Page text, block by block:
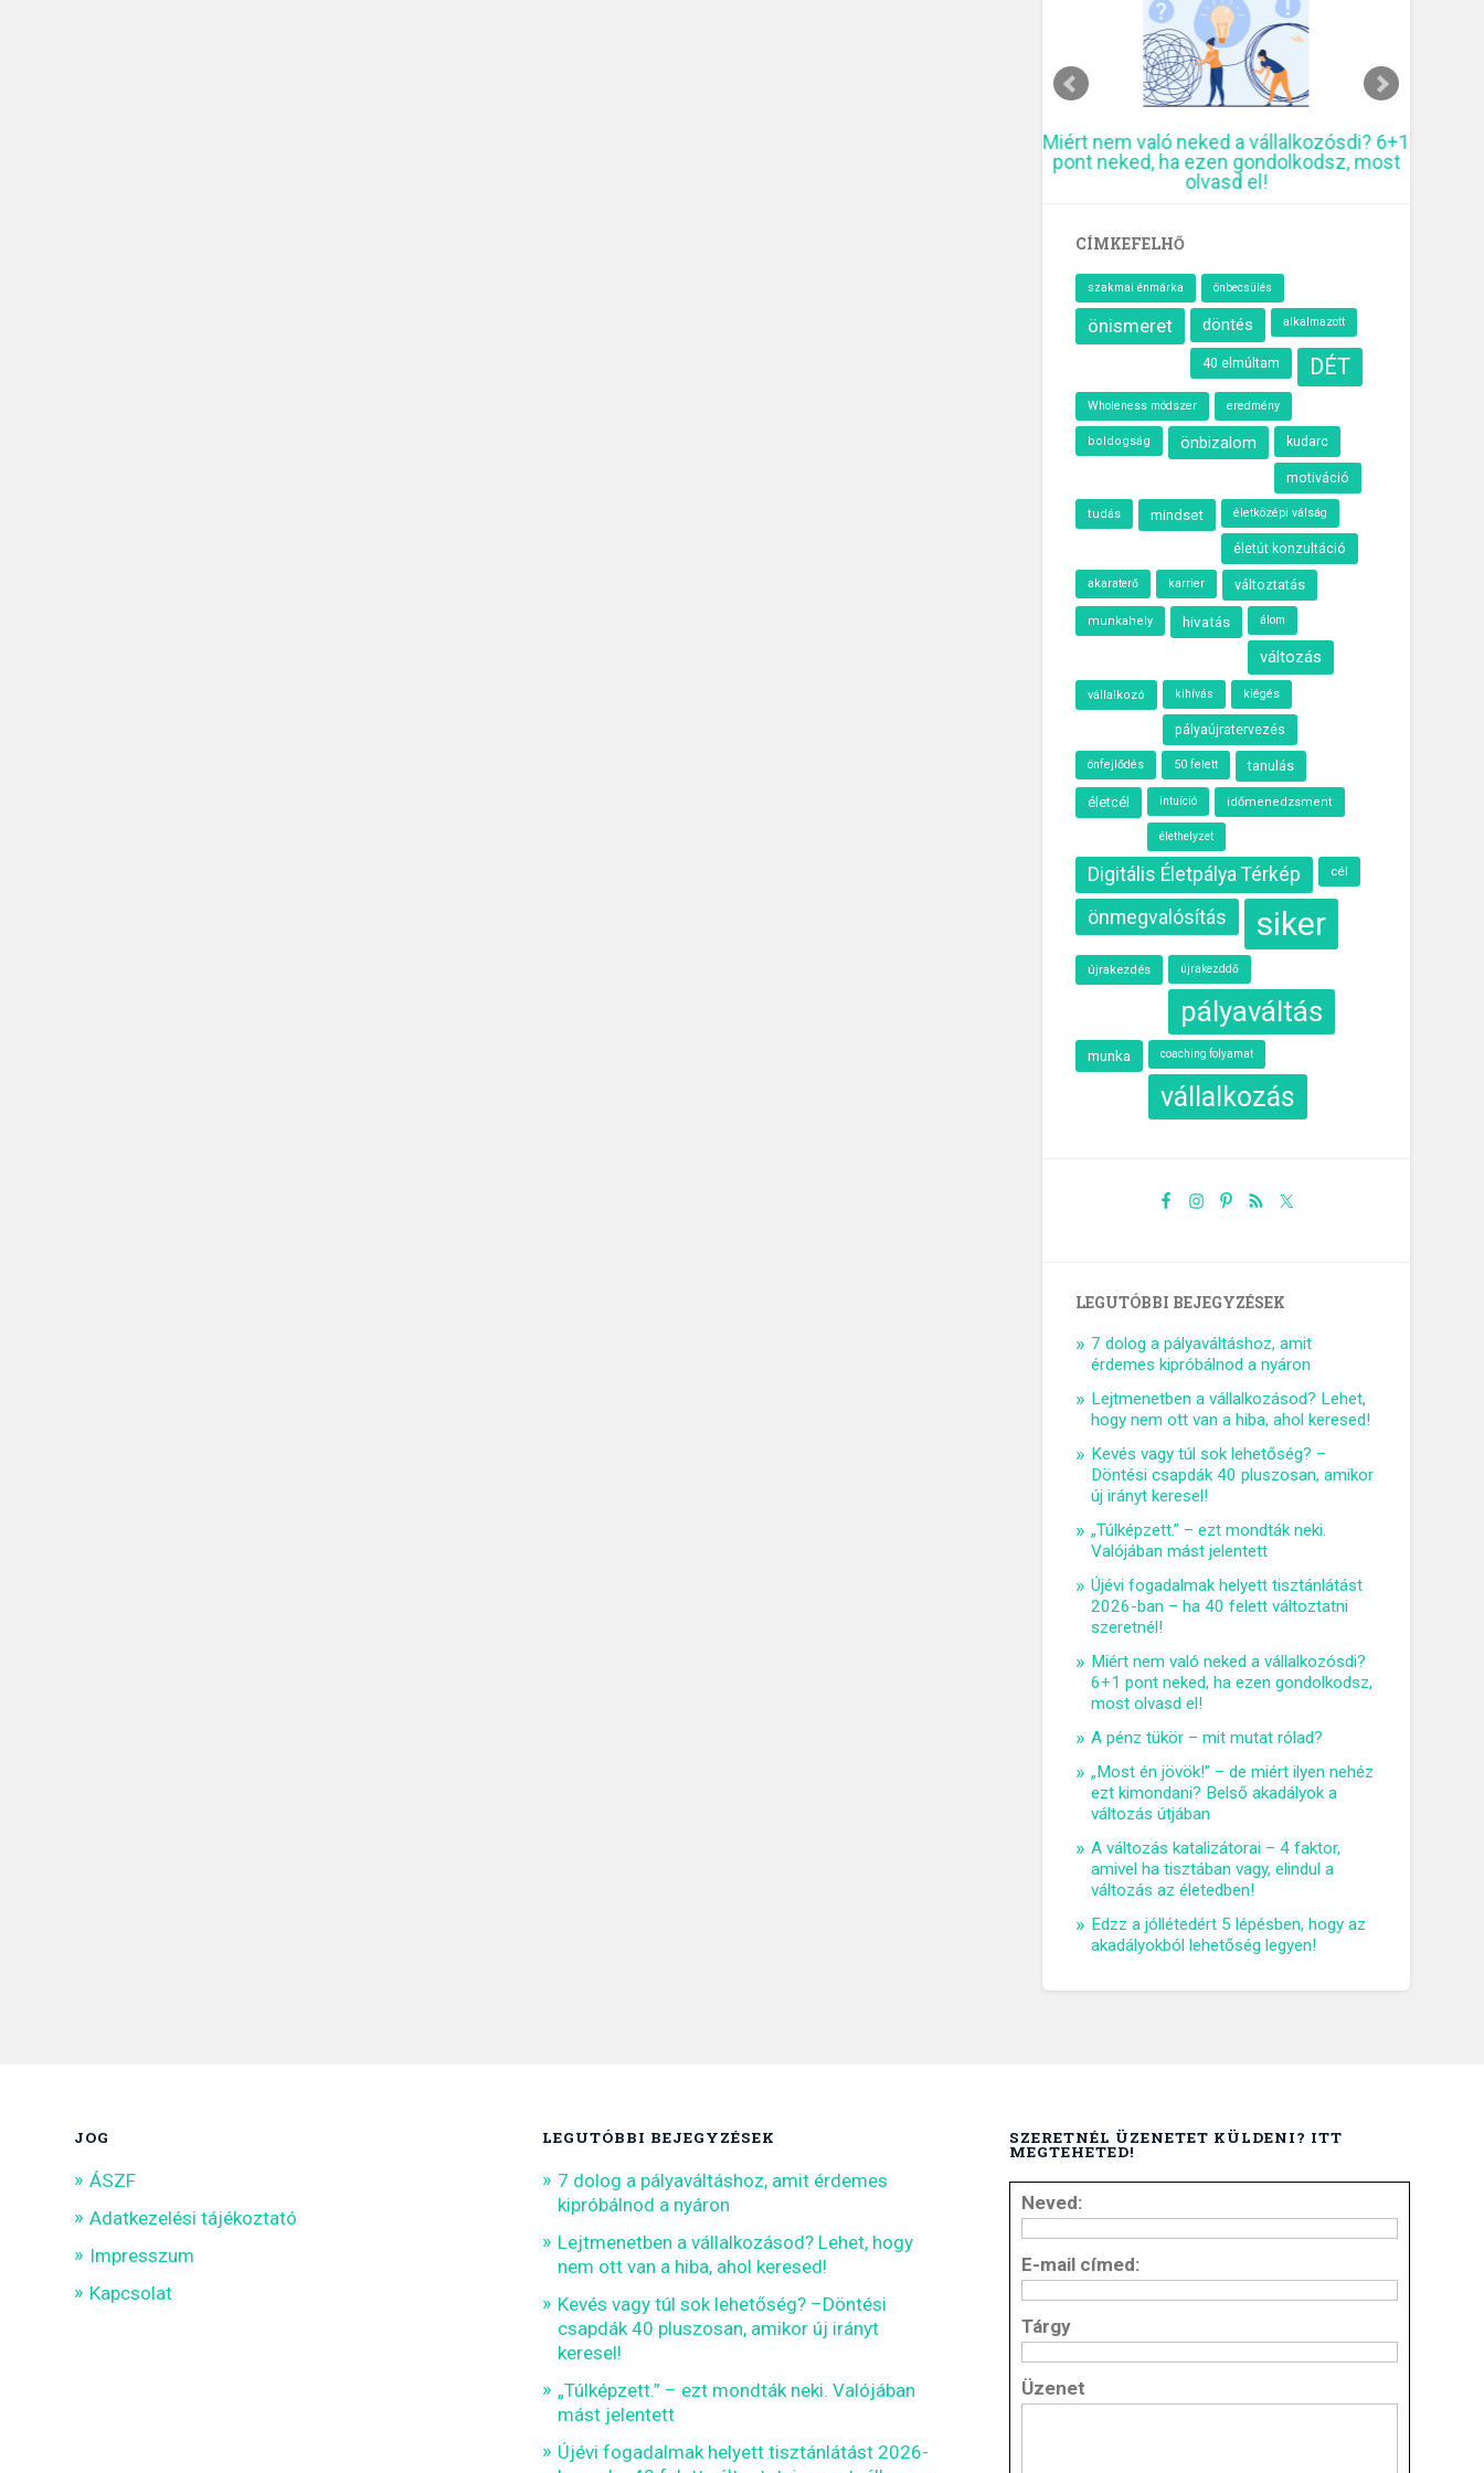
Miért nem való neked a vállalkozósdi? 6+1
pont neked, ha ezen gondolkodsz, most
olvasd el!
CÍMKEFELHŐ
szakmai énmárka önbecsülés
önismeret döntés alkalmazott
40 elmúltam DÉT
Wholeness módszer eredmény
boldogság önbizalom kudarc
motiváció
tudás mindset életközépi válság
életút konzultáció
akaraterő karrier változtatás
munkahely hivatás álom
változás
vállalkozó kihívás kiégés
pályaújratervezés
önfejlődés 50 felett tanulás
életcél intuíció időmenedzsment
élethelyzet
Digitális Életpálya Térkép cél
önmegvalósítás siker
újrakezdés újrakezddő
pályaváltás
munka coaching folyamat
vállalkozás
LEGUTÓBBI BEJEGYZÉSEK
7 dolog a pályaváltáshoz, amit
érdemes kipróbálnod a nyáron
Lejtmenetben a vállalkozásod? Lehet,
hogy nem ott van a hiba, ahol keresed!
Kevés vagy túl sok lehetőség? –
Döntési csapdák 40 pluszosan, amikor
új irányt keresel!
„Túlképzett.” – ezt mondták neki.
Valójában mást jelentett
Újévi fogadalmak helyett tisztánlátást
2026-ban – ha 40 felett változtatni
szeretnél!
Miért nem való neked a vállalkozósdi?
6+1 pont neked, ha ezen gondolkodsz,
most olvasd el!
A pénz tükör – mit mutat rólad?
„Most én jövök!” – de miért ilyen nehéz
ezt kimondani? Belső akadályok a
változás útjában
A változás katalizátorai – 4 faktor,
amivel ha tisztában vagy, elindul a
változás az életedben!
Edzz a jóllétedért 5 lépésben, hogy az
akadályokból lehetőség legyen!
JOG
ÁSZF
Adatkezelési tájékoztató
Impresszum
Kapcsolat
LEGUTÓBBI BEJEGYZÉSEK
7 dolog a pályaváltáshoz, amit érdemes
kipróbálnod a nyáron
Lejtmenetben a vállalkozásod? Lehet, hogy
nem ott van a hiba, ahol keresed!
Kevés vagy túl sok lehetőség? –Döntési
csapdák 40 pluszosan, amikor új irányt
keresel!
„Túlképzett.” – ezt mondták neki. Valójában
mást jelentett
Újévi fogadalmak helyett tisztánlátást 2026-
SZERETNÉL ÜZENETET KÜLDENI? ITT
MEGTEHETED!
Neved:
E-mail címed:
Tárgy
Üzenet